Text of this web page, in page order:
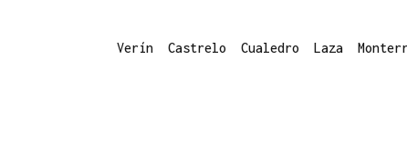
Verín Castrelo Cualedro Laza